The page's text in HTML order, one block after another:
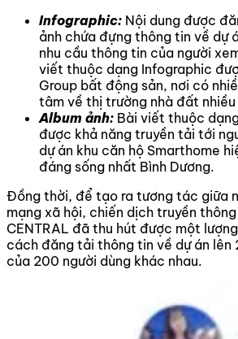
Infographic: Nội dung được
ảnh chứa đựng thông tin về dự
nhu cầu thông tin của người
viết thuộc dạng Infographic
Group bất động sản, nơi có
tâm về thị trường nhà đất
Album ảnh: Bài viết thuộc
được khả năng truyền tải tới
dự án khu căn hộ Smarthome
đáng sống nhất Bình Dương.
Đồng thời, để tạo ra tương tác giữa
mạng xã hội, chiến dịch truyền thông
CENTRAL đã thu hút được một
cách đăng tải thông tin về dự án lên
của 200 người dùng khác nhau.